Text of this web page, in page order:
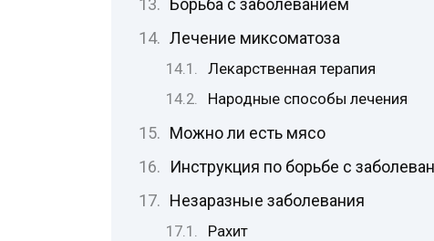
Борьба с заболеванием
Лечение миксоматоза
Лекарственная терапия
Народные способы лечения
Можно ли есть мясо
Инструкция по борьбе с
Незаразные заболевания
Рахит